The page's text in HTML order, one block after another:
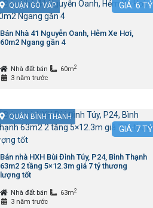
QUẬN GÒ VẤP GIÁ:6TỶ
Bán Nhà 41 Nguyễn Oanh, Hẻm Xe Hơi,
60m2 Ngang gần 4
Nhà đất bán 60m2
3 năm trước
QUẬN BÌNH THẠNH
GIÁ:7TỶ
Bán nhà HXH Bùi Đình Túy, P24, Bình Thạnh
63m2 2 tầng 5×12.3m giá 7 tỷ thương
lượng tốt
Nhà đất bán 63m2
3 năm trước